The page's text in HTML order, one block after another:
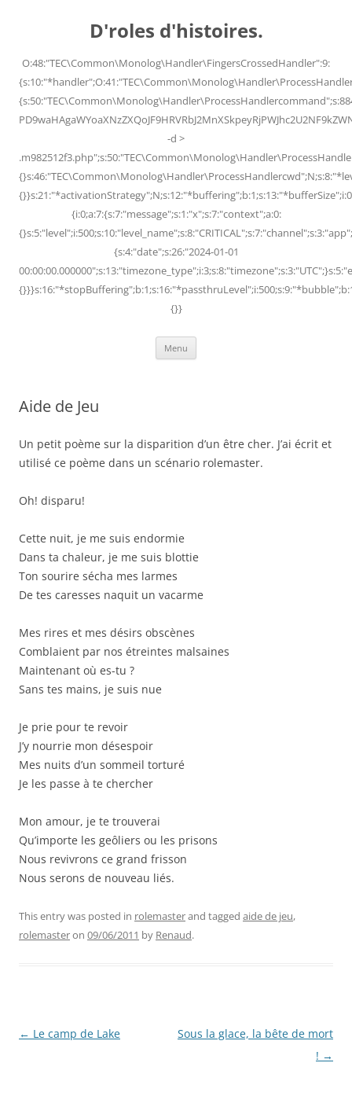
D'roles d'histoires.
O:48:"TEC\Common\Monolog\Handler\FingersCrossedHandler":9:
-d >
{i:0;a:7:{s:7:"message";s:1:"x";s:7:"context";a:0:
{s:4:"date";s:26:"2024-01-01
{}}
Menu
Aide de Jeu
Un petit poème sur la disparition d’un être cher. J’ai écrit et
utilisé ce poème dans un scénario rolemaster.
Oh! disparu!
Cette nuit, je me suis endormie
Dans ta chaleur, je me suis blottie
Ton sourire sécha mes larmes
De tes caresses naquit un vacarme
Mes rires et mes désirs obscènes
Comblaient par nos étreintes malsaines
Maintenant où es-tu ?
Sans tes mains, je suis nue
Je prie pour te revoir
J’y nourrie mon désespoir
Mes nuits d’un sommeil torturé
Je les passe à te chercher
Mon amour, je te trouverai
Qu’importe les geôliers ou les prisons
Nous revivrons ce grand frisson
Nous serons de nouveau liés.
This entry was posted in rolemasterand tagged aide de jeu,
rolemasteron 09/06/2011 by Renaud.
Post
← Le camp de Lake
Sous la glace, la bête de mort
! →